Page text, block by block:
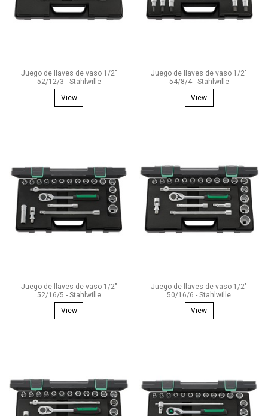
Juego de llaves de vaso 1/2"
52/12/3 - Stahlwille
View
Juego de llaves de vaso 1/2"
54/8/4 - Stahlwille
View
Juego de llaves de vaso 1/2"
52/16/5 - Stahlwille
View
Juego de llaves de vaso 1/2"
50/16/6 - Stahlwille
View